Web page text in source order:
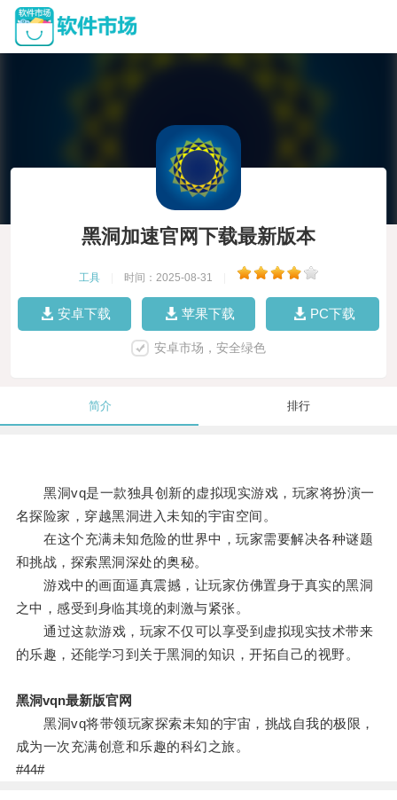
黑洞加速官网下载最新版本
工具 时间：2025-08-31
安卓下载 苹果下载 PC下载
安卓市场，安全绿色
简介 排行
黑洞vq是一款独具创新的虚拟现实游戏，玩家将扮演一
名探险家，穿越黑洞进入未知的宇宙空间。
在这个充满未知危险的世界中，玩家需要解决各种谜题
和挑战，探索黑洞深处的奥秘。
游戏中的画面逼真震撼，让玩家仿佛置身于真实的黑洞
之中，感受到身临其境的刺激与紧张。
通过这款游戏，玩家不仅可以享受到虚拟现实技术带来
的乐趣，还能学习到关于黑洞的知识，开拓自己的视野。
黑洞vqn最新版官网
黑洞vq将带领玩家探索未知的宇宙，挑战自我的极限，
成为一次充满创意和乐趣的科幻之旅。
#44#